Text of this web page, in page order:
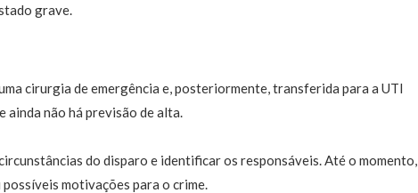
grave.
cirurgia de emergência e, posteriormente, transferida para a UTI
ainda não há previsão de alta.
do disparo e identificar os responsáveis. Até o momento,
motivações para o crime.